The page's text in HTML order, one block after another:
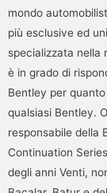
mondo
più esclusive ed
specializzata nella
è in grado di
Bentley per
qualsiasi Bentley.
responsabile della
Continuation
degli anni Venti,